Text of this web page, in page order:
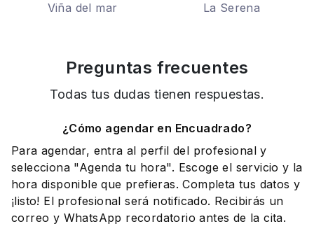
Viña del mar
La Serena
Preguntas frecuentes
Todas tus dudas tienen respuestas.
¿Cómo agendar en Encuadrado?
Para agendar, entra al perfil del profesional y
selecciona "Agenda tu hora". Escoge el servicio y la
hora disponible que prefieras. Completa tus datos y
¡listo! El profesional será notificado. Recibirás un
correo y WhatsApp recordatorio antes de la cita.